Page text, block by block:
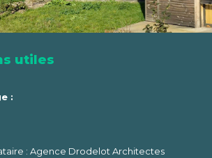
utiles
:
: Agence Drodelot Architectes